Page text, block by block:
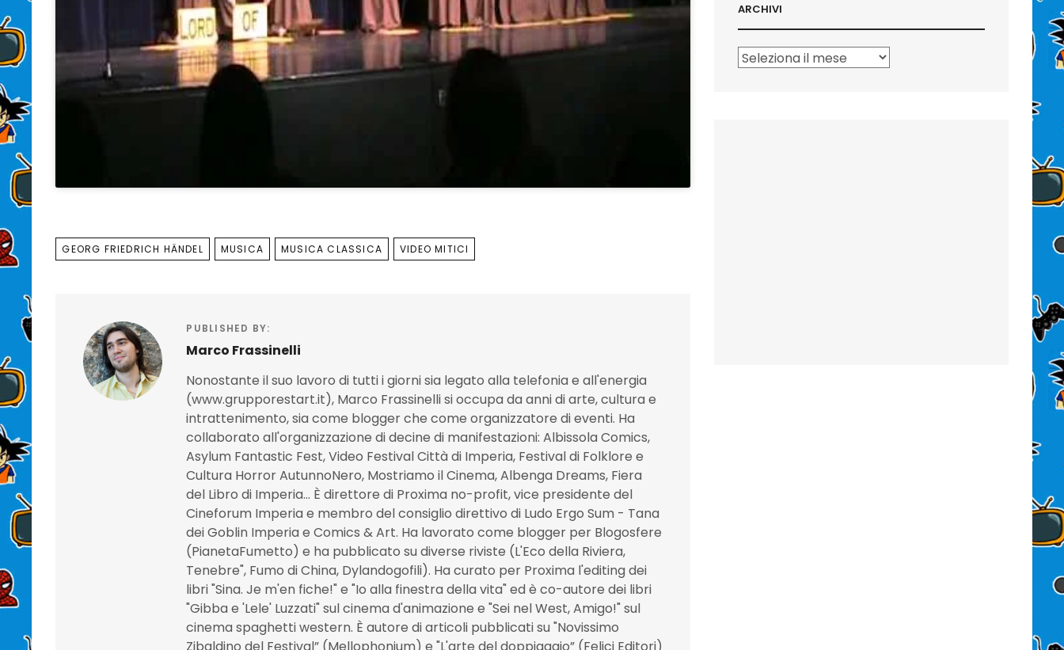
TAGS
GEORG FRIEDRICH HÄNDEL MUSICA MUSICA CLASSICA VIDEO MITICI
PUBLISHED BY:
Marco Frassinelli
Nonostante il suo lavoro di tutti i giorni sia legato alla telefonia e all'energia
(www.grupporestart.it), Marco Frassinelli si occupa da anni di arte, cultura e
intrattenimento, sia come blogger che come organizzatore di eventi. Ha
collaborato all'organizzazione di decine di manifestazioni: Albissola Comics,
Asylum Fantastic Fest, Video Festival Città di Imperia, Festival di Folklore e
Cultura Horror AutunnoNero, Mostriamo il Cinema, Albenga Dreams, Fiera
del Libro di Imperia... È direttore di Proxima no-profit, vice presidente del
Cineforum Imperia e membro del consiglio direttivo di Ludo Ergo Sum - Tana
dei Goblin Imperia e Comics & Art. Ha lavorato come blogger per Blogosfere
(PianetaFumetto) e ha pubblicato su diverse riviste (L'Eco della Riviera,
Tenebre", Fumo di China, Dylandogofili). Ha curato per Proxima l'editing dei
libri "Sina. Je m'en fiche!" e "Io alla finestra della vita" ed è co-autore dei libri
"Gibba e 'Lele' Luzzati" sul cinema d'animazione e "Sei nel West, Amigo!" sul
cinema spaghetti western. È autore di articoli pubblicati su "Novissimo
ARCHIVI
Archivi